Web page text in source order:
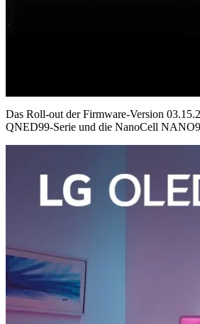
Das Roll-out der Firmware-Version
QNED99-Serie und die NanoCell